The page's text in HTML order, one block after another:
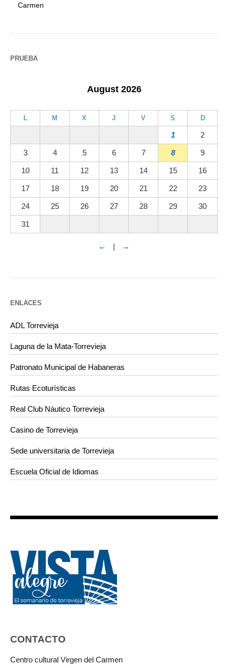
Carmen
PRUEBA
August 2026
L M X J V S D
1 2
3 4 5 6 7 8 9
10 11 12 13 14 15 16
17 18 19 20 21 22 23
24 25 26 27 28 29 30
31
← | →
ENLACES
ADL Torrevieja
Laguna de la Mata-Torrevieja
Patronato Municipal de Habaneras
Rutas Ecoturísticas
Real Club Náutico Torrevieja
Casino de Torrevieja
Sede universitaria de Torrevieja
Escuela Oficial de Idiomas
CONTACTO
Centro cultural Virgen del Carmen